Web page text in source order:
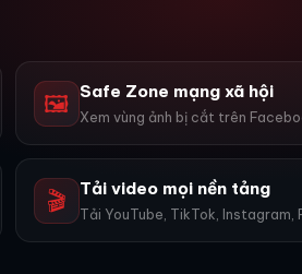
🖼️ Safe Zone mạng xã hội
🎬 Tải video mọi nền tảng